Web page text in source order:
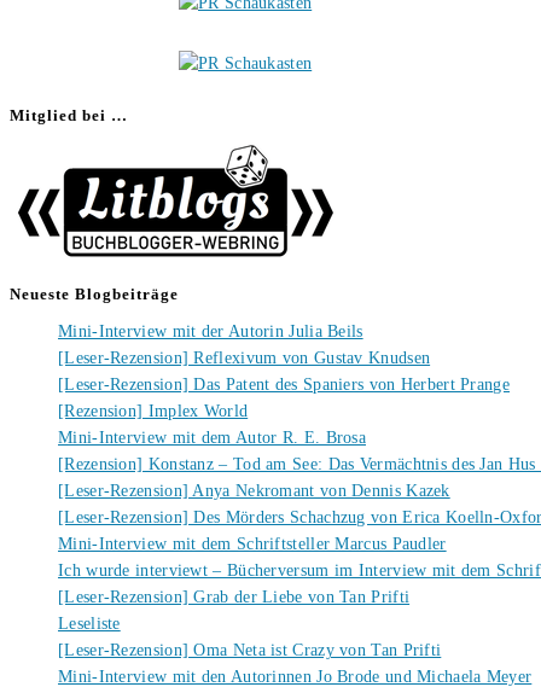
Mitglied bei …
Neueste Blogbeiträge
Mini-Interview mit der Autorin Julia Beils
[Leser-Rezension] Reflexivum von Gustav Knudsen
[Leser-Rezension] Das Patent des Spaniers von Herbert Prange
[Rezension] Implex World
Mini-Interview mit dem Autor R. E. Brosa
[Rezension] Konstanz – Tod am See: Das Vermächtnis des Jan
[Leser-Rezension] Anya Nekromant von Dennis Kazek
[Leser-Rezension] Des Mörders Schachzug von Erica Koelln-
Mini-Interview mit dem Schriftsteller Marcus Paudler
Ich wurde interviewt – Bücherversum im Interview mit dem
[Leser-Rezension] Grab der Liebe von Tan Prifti
Leseliste
[Leser-Rezension] Oma Neta ist Crazy von Tan Prifti
Mini-Interview mit den Autorinnen Jo Brode und Michaela Meyer